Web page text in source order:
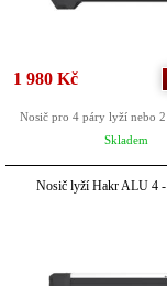
1 980 Kč
Nosič pro 4 páry lyží nebo
Skladem
Nosič lyží Hakr ALU 4